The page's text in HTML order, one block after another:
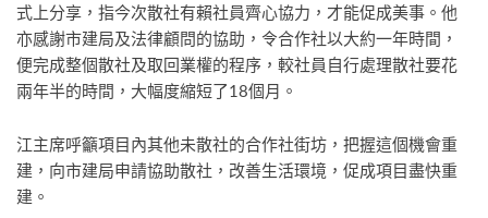
式上分享，指今次散社有賴社員齊心協力，才能促成美事。他
亦感謝市建局及法律顧問的協助，令合作社以大約一年時間，
便完成整個散社及取回業權的程序，較社員自行處理散社要花
兩年半的時間，大幅度縮短了18個月。
江主席呼籲項目內其他未散社的合作社街坊，把握這個機會重
建，向市建局申請協助散社，改善生活環境，促成項目盡快重
建。